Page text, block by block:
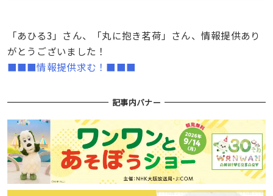
「あひる3」さん、「丸に抱き茗荷」さん、情報提供あり
がとうございました！
■■■情報提供求む！■■■
記事内バナー